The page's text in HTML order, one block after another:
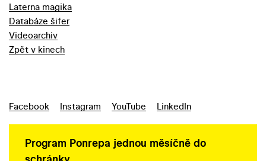
Laterna magika
Databáze šifer
Videoarchiv
Zpět v kinech
Facebook Instagram YouTube LinkedIn
Program Ponrepa jednou měsíčně do